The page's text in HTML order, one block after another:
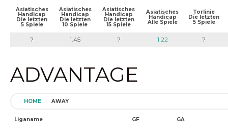
Asiatisches
Handicap
Die letzten
5 Spiele
Asiatisches
Handicap
Die letzten
10 Spiele
Asiatisches
Handicap
Die letzten
15 Spiele
Asiatisches
Handicap
Alle Spiele
Torlinie
Die letzten
5 Spiele
? 1.45 ? 1.22 ?
ADVANTAGE
HOME AWAY
Liganame GF GA